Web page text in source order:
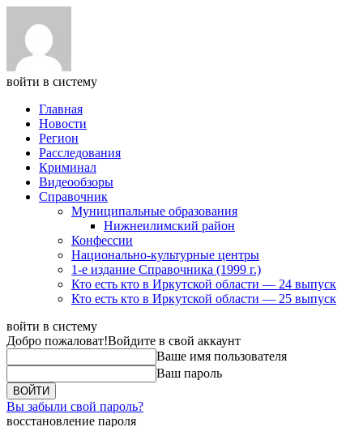
войти в систему
Главная
Новости
Регион
Расследования
Криминал
Видеообзоры
Справочник
Муниципальные образования
Нижнеилимский район
Конфессии
Национально-культурные центры
1-е издание Справочника (1999 г.)
Кто есть кто в Иркутской области — 24 выпуск
Кто есть кто в Иркутской области — 25 выпуск
войти в систему
Добро пожаловат!Войдите в свой аккаунт
Ваше имя пользователя
Ваш пароль
Вы забыли свой пароль?
восстановление пароля